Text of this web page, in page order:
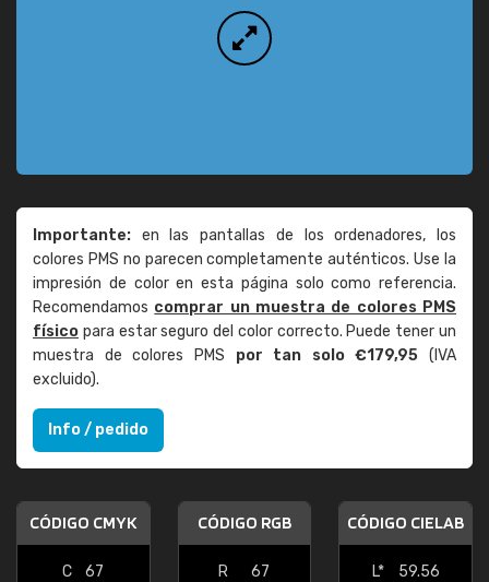
Importante: en las pantallas de los ordenadores, los
colores PMS no parecen completamente auténticos. Use la
impresión de color en esta página solo como referencia.
Recomendamos comprar un muestra de colores PMS
físico para estar seguro del color correcto. Puede tener un
muestra de colores PMS por tan solo €179,95 (IVA
excluido).
Info / pedido
CÓDIGO CMYK
C
67
CÓDIGO RGB
R
67
CÓDIGO CIELAB
L*
59.56